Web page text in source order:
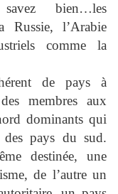
bien…les
Russie, l’Arabie
comme la
de pays à
membres aux
dominants qui
des pays du sud.
destinée, une
de l’autre un